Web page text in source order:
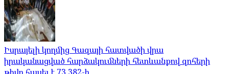
Իսրայելի կողմից Գազայի հատվածի վրա
իրականացված հարձակումների հետևանքով զոհերի